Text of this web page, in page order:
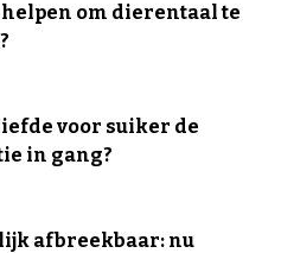
om dierentaal te
voor suiker de
in gang?
afbreekbaar: nu